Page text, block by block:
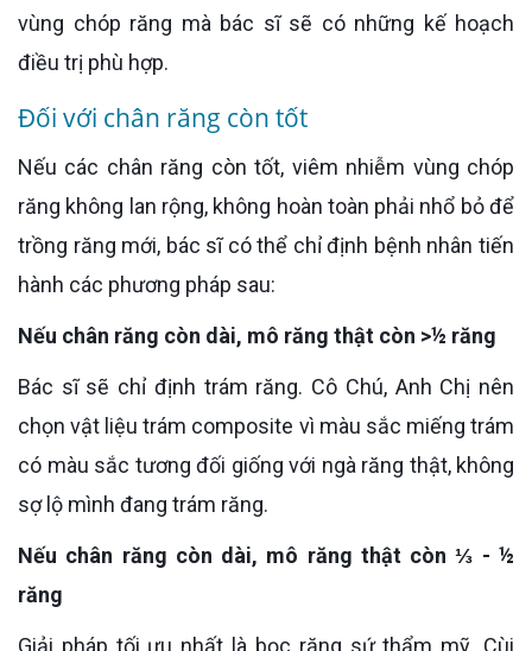
vùng chóp răng mà bác sĩ sẽ có những kế hoạch
điều trị phù hợp.
Đối với chân răng còn tốt
Nếu các chân răng còn tốt, viêm nhiễm vùng chóp
răng không lan rộng, không hoàn toàn phải nhổ bỏ để
trồng răng mới, bác sĩ có thể chỉ định bệnh nhân tiến
hành các phương pháp sau:
Nếu chân răng còn dài, mô răng thật còn >½ răng
Bác sĩ sẽ chỉ định trám răng. Cô Chú, Anh Chị nên
chọn vật liệu trám composite vì màu sắc miếng trám
có màu sắc tương đối giống với ngà răng thật, không
sợ lộ mình đang trám răng.
Nếu chân răng còn dài, mô răng thật còn ⅓ - ½
răng
Giải pháp tối ưu nhất là bọc răng sứ thẩm mỹ. Cùi